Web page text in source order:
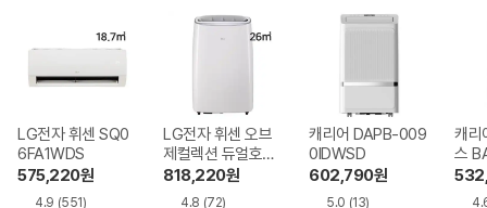
LG전자 휘센 SQ0
6FA1WDS
575,220원
4.9 (551)
LG전자 휘센 오브
제컬렉션 듀얼호스
PQ08FDWBS
818,220원
4.8 (72)
캐리어 DAPB-009
0IDWSD
602,790원
5.0 (13)
캐리
스